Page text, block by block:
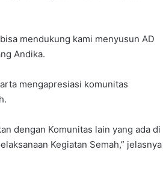
mendukung kami menyusun AD
Andika.
mengapresiasi komunitas
dengan Komunitas lain yang ada di
Kegiatan Semah,” jelasnya